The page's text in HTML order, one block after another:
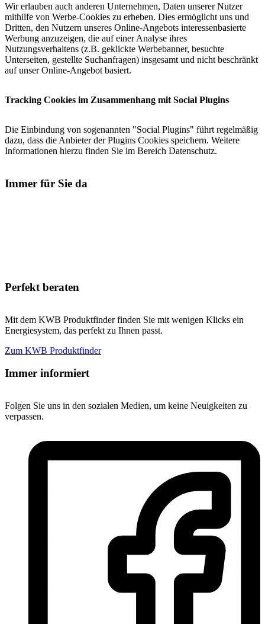
Wir erlauben auch anderen Unternehmen, Daten unserer Nutzer
mithilfe von Werbe-Cookies zu erheben. Dies ermöglicht uns und
Dritten, den Nutzern unseres Online-Angebots interessenbasierte
Werbung anzuzeigen, die auf einer Analyse ihres
Nutzungsverhaltens (z.B. geklickte Werbebanner, besuchte
Unterseiten, gestellte Suchanfragen) insgesamt und nicht beschränkt
auf unser Online-Angebot basiert.
Tracking Cookies im Zusammenhang mit Social Plugins
Die Einbindung von sogenannten "Social Plugins" führt regelmäßig
dazu, dass die Anbieter der Plugins Cookies speichern. Weitere
Informationen hierzu finden Sie im Bereich Datenschutz.
Immer für Sie da
Perfekt beraten
Mit dem KWB Produktfinder finden Sie mit wenigen Klicks ein
Energiesystem, das perfekt zu Ihnen passt.
Zum KWB Produktfinder
Immer informiert
Folgen Sie uns in den sozialen Medien, um keine Neuigkeiten zu
verpassen.